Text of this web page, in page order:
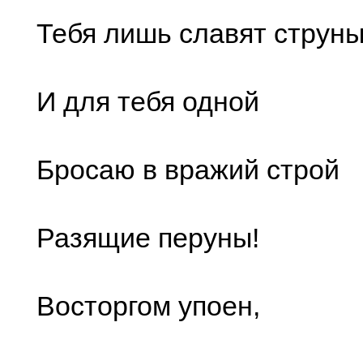
Тебя лишь славят
И для тебя одной
Бросаю в вражий строй
Разящие перуны!
Восторгом упоен,